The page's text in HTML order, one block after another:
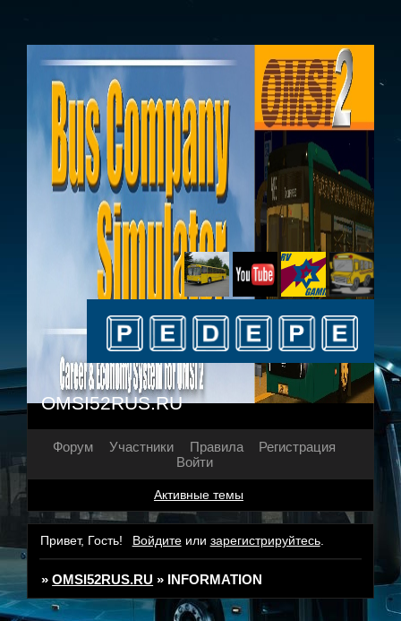
OMSI52RUS.RU
Форум Участники Правила
Регистрация
Войти
Активные темы
Привет, Гость! Войдитеили зарегистрируйтесь.
»OMSI52RUS.RU » INFORMATION